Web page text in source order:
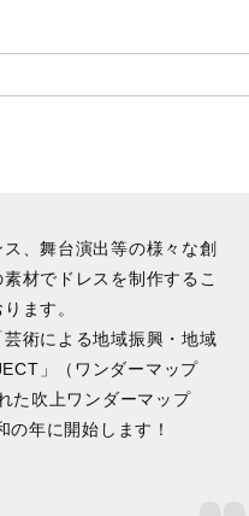
、舞台演出等の様々な創
材でドレスを制作するこ
ます。
術による地域振興・地域
」（ワンダーマップ
た吹上ワンダーマップ
年に開始します！